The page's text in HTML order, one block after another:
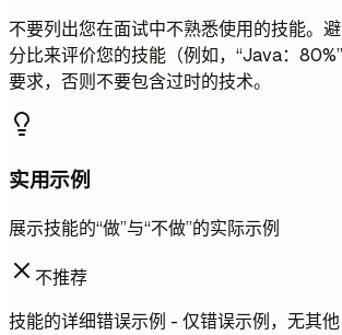
不要列出您在面试中不熟悉使用的技能。
分比来评价您的技能（例如，“Java：
要求，否则不要包含过时的技术。
实用示例
展示技能的“做”与“不做”的实际示例
不推荐
技能的详细错误示例 - 仅错误示例，无其他